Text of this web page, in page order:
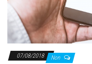
07/08/2018 Non